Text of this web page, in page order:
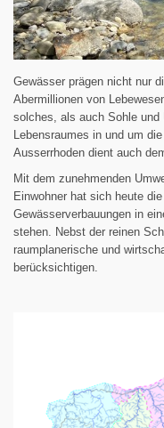
Gewässer prägen nicht nur
Abermillionen von
solches, als auch Sohle und
Lebensraumes in und um
Ausserrhoden dient auch
Mit dem zunehmenden
Einwohner hat sich heute
Gewässerverbauungen in
stehen. Nebst der reinen
raumplanerische und
berücksichtigen.